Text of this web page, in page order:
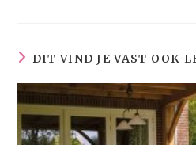
DIT VIND JE VAST OOK